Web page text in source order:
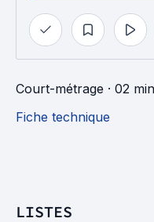
Court-métrage · 02 min
Fiche technique
LISTES